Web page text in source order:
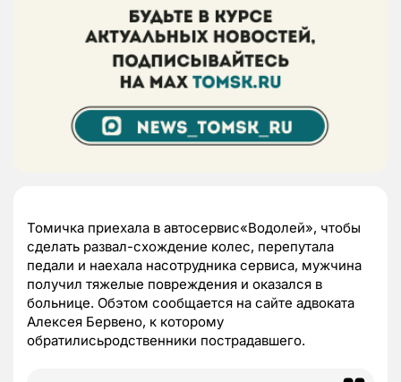
Томичка приехала в автосервис«Водолей», чтобы
сделать развал-схождение колес, перепутала
педали и наехала насотрудника сервиса, мужчина
получил тяжелые повреждения и оказался в
больнице. Обэтом сообщается на сайте адвоката
Алексея Бервено, к которому
обратилисьродственники пострадавшего.